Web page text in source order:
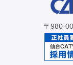
〒980-